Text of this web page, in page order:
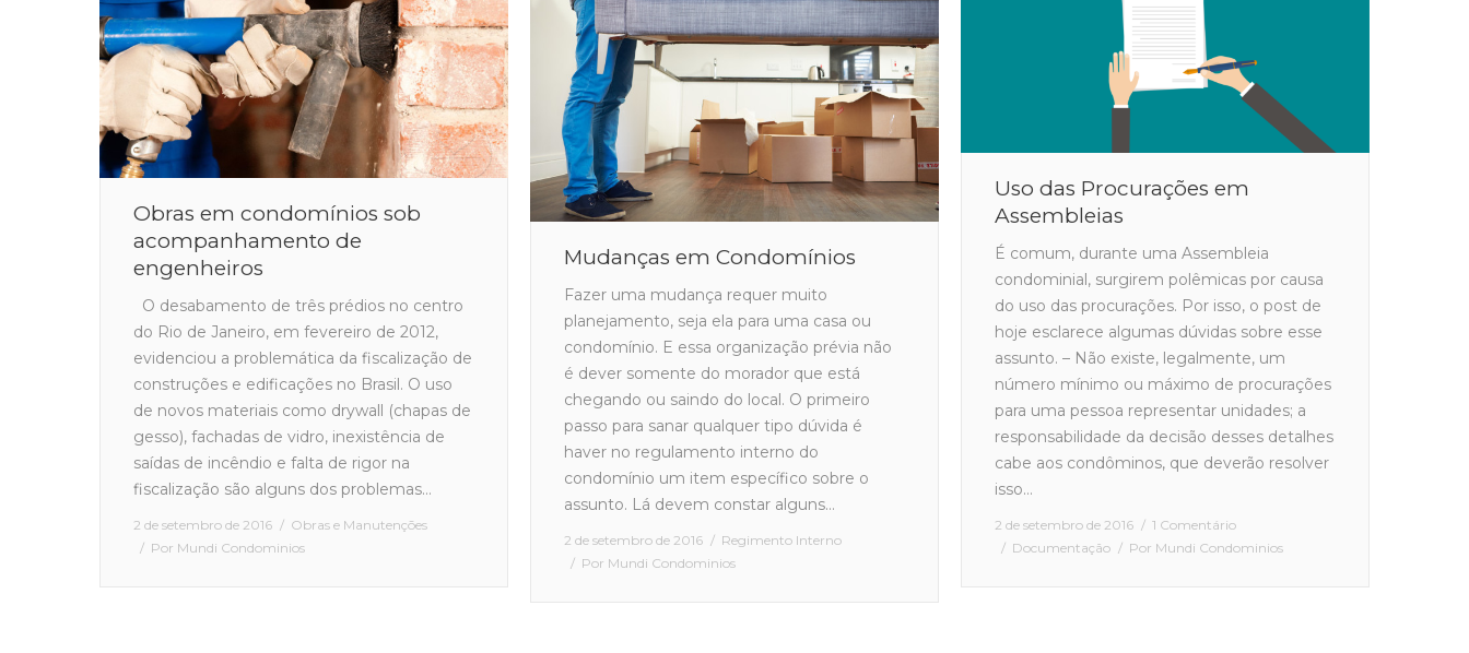
Obras em condomínios sob
acompanhamento de
engenheiros
O desabamento de três prédios no centro
do Rio de Janeiro, em fevereiro de 2012,
evidenciou a problemática da fiscalização de
construções e edificações no Brasil. O uso
de novos materiais como drywall (chapas de
gesso), fachadas de vidro, inexistência de
saídas de incêndio e falta de rigor na
fiscalização são alguns dos problemas…
2 de setembro de 2016
Obras e Manutenções
Por Mundi Condominios
Mudanças em Condomínios
Fazer uma mudança requer muito
planejamento, seja ela para uma casa ou
condomínio. E essa organização prévia não
é dever somente do morador que está
chegando ou saindo do local. O primeiro
passo para sanar qualquer tipo dúvida é
haver no regulamento interno do
condomínio um item específico sobre o
assunto. Lá devem constar alguns…
2 de setembro de 2016
Regimento Interno
Por Mundi Condominios
Uso das Procurações em
Assembleias
É comum, durante uma Assembleia
condominial, surgirem polêmicas por causa
do uso das procurações. Por isso, o post de
hoje esclarece algumas dúvidas sobre esse
assunto. – Não existe, legalmente, um
número mínimo ou máximo de procurações
para uma pessoa representar unidades; a
responsabilidade da decisão desses detalhes
cabe aos condôminos, que deverão resolver
isso…
2 de setembro de 2016
1 Comentário
Documentação
Por Mundi Condominios